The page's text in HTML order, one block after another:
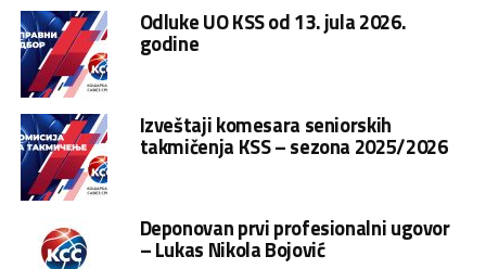
Odluke UO KSS od 13. jula 2026.
godine
Izveštaji komesara seniorskih
takmičenja KSS – sezona 2025/2026
Deponovan prvi profesionalni ugovor
– Lukas Nikola Bojović